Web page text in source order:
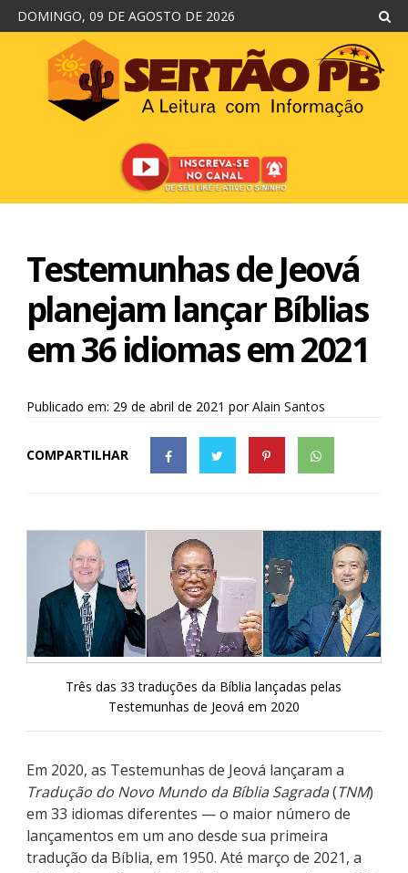
DOMINGO, 09 DE AGOSTO DE 2026
Testemunhas de Jeová
planejam lançar Bíblias
em 36 idiomas em 2021
Publicado em: 29 de abril de 2021 porAlain Santos
COMPARTILHAR
Três das 33 traduções da Bíblia lançadas pelas
Testemunhas de Jeová em 2020
Em 2020, as Testemunhas de Jeová lançaram a
Tradução do Novo Mundo da Bíblia Sagrada(TNM)
em 33 idiomas diferentes — o maior número de
lançamentos em um ano desde sua primeira
tradução da Bíblia, em 1950. Até março de 2021, a